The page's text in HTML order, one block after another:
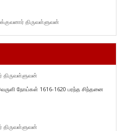
திருவள்ளுவன்
திருவள்ளுவன்
நோய்கள் 1616-1620 பரந்த சிந்தனை
திருவள்ளுவன்